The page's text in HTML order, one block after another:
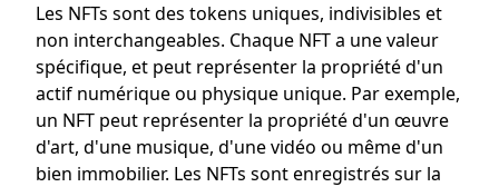
Les NFTs sont des tokens uniques, indivisibles et
non interchangeables. Chaque NFT a une valeur
spécifique, et peut représenter la propriété d'un
actif numérique ou physique unique. Par exemple,
un NFT peut représenter la propriété d'un œuvre
d'art, d'une musique, d'une vidéo ou même d'un
bien immobilier. Les NFTs sont enregistrés sur la